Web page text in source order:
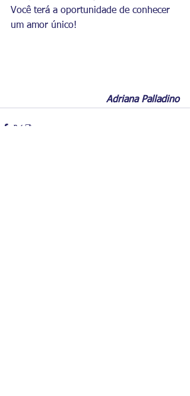
Você terá a oportunidade de conhecer
um amor único!
Adriana Palladino